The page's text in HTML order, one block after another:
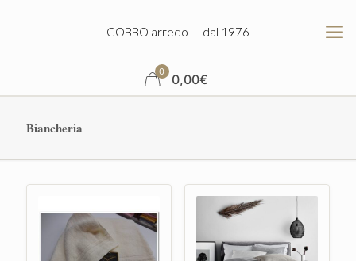
GOBBO arredo — dal 1976
0 0,00€
Biancheria